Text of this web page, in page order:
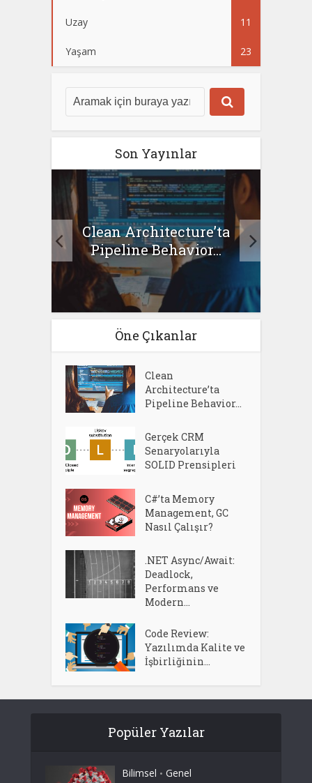
Uzay 11
Yaşam 23
Son Yayınlar
Clean Architecture’ta
Pipeline Behavior...
Öne Çıkanlar
Clean
Architecture’ta
Pipeline Behavior...
Gerçek CRM
Senaryolarıyla
SOLID Prensipleri
C#’ta Memory
Management, GC
Nasıl Çalışır?
.NET Async/Await:
Deadlock,
Performans ve
Modern...
Code Review:
Yazılımda Kalite ve
İşbirliğinin...
Popüler Yazılar
Bilimsel • Genel